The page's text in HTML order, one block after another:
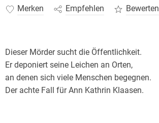
Merken Empfehlen Bewerten
Dieser Mörder sucht die Öffentlichkeit.
Er deponiert seine Leichen an Orten,
an denen sich viele Menschen begegnen.
Der achte Fall für Ann Kathrin Klaasen.